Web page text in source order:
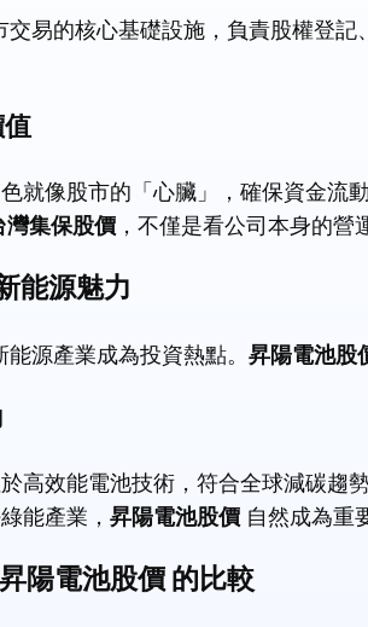
易的核心基礎設施，負責股權登記
就像股市的「心臟」，確保資金流動
灣集保股價，不僅是看公司本身的營
能源魅力
源產業成為投資熱點。 昇陽電池股
高效能電池技術，符合全球減碳趨勢
能產業， 昇陽電池股價自然成為重
陽電池股價 的比較